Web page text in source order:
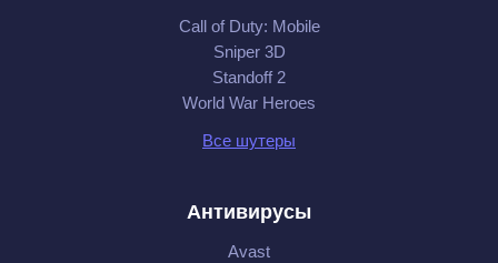
Call of Duty: Mobile
Sniper 3D
Standoff 2
World War Heroes
Все шутеры
Антивирусы
Avast